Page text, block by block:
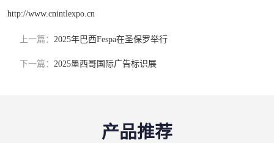
http://www.cnintlexpo.cn
上一篇： 2025年巴西Fespa在圣保罗举行
下一篇： 2025墨西哥国际广告标识展
产品推荐